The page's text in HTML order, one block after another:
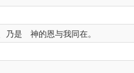
乃是 神的恩与我同在。